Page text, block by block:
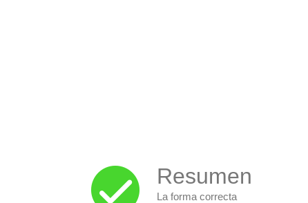
Resumen
La forma correcta